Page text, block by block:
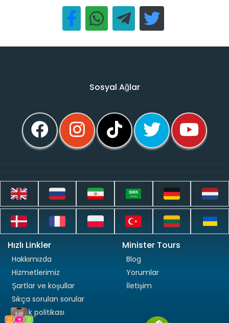
Sosyal Ağlar
Hızlı Linkler
Hakkımızda
Hizmetlerimiz
Şartlar ve koşullar
Sıkça sorulan sorular
Gizlilik politikası
Minister Tours
Blog
Yorumlar
İletişim